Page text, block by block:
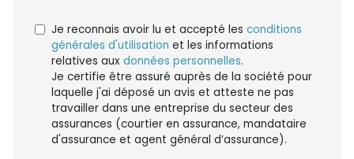
Je reconnais avoir lu et accepté les conditions
générales d'utilisation et les informations
relatives aux données personnelles.
Je certifie être assuré auprès de la société pour
laquelle j'ai déposé un avis et atteste ne pas
travailler dans une entreprise du secteur des
assurances (courtier en assurance, mandataire
d'assurance et agent général d’assurance).